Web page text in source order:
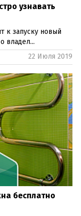
узнавать
к запуску новый
владел...
22 Июля 2019
бесплатно